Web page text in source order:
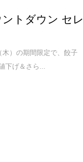
トダウン セレ
）の期間限定で、餃子
下げ＆さら...